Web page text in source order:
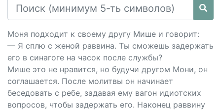
Моня подходит к своему другу Мише и говорит:
— Я сплю с женой раввина. Ты сможешь задержать
его в синагоге на часок после службы?
Мише это не нравится, но будучи другом Мони, он
соглашается. После молитвы он начинает
беседовать с ребе, задавая ему вагон идиотских
вопросов, чтобы задержать его. Наконец раввину